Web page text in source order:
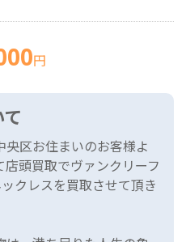
円
央区お住まいのお客様よ
店頭買取でヴァンクリーフ
クレスを買取させて頂き